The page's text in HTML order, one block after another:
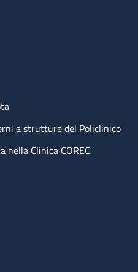
a strutture del Policlinico
nella Clinica COREC